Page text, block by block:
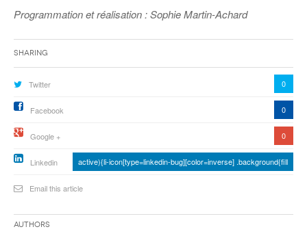
Programmation et réalisation : Sophie Martin-Achard
Sharing
Twitter 0
Facebook 0
Google + 0
Linkedin active){li-icon[type=linkedin-bug][color=inverse] .background{fill
Email this article
Authors